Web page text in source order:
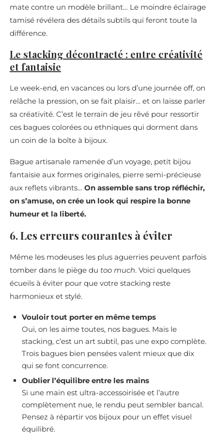
mate contre un modèle brillant… Le moindre éclairage
tamisé révélera des détails subtils qui feront toute la
différence.
Le stacking décontracté : entre créativité
et fantaisie
Le week-end, en vacances ou lors d’une journée off, on
relâche la pression, on se fait plaisir… et on laisse parler
sa créativité. C’est le terrain de jeu rêvé pour ressortir
ces bagues colorées ou ethniques qui dorment dans
un coin de la boîte à bijoux.
Bague artisanale ramenée d’un voyage, petit bijou
fantaisie aux formes originales, pierre semi-précieuse
aux reflets vibrants… On assemble sans trop réfléchir,
on s’amuse, on crée un look qui respire la bonne
humeur et la liberté.
6. Les erreurs courantes à éviter
Même les modeuses les plus aguerries peuvent parfois
tomber dans le piège du too much. Voici quelques
écueils à éviter pour que votre stacking reste
harmonieux et stylé.
Vouloir tout porter en même temps
Oui, on les aime toutes, nos bagues. Mais le
stacking, c’est un art subtil, pas une expo complète.
Trois bagues bien pensées valent mieux que dix
qui se font concurrence.
Oublier l’équilibre entre les mains
Si une main est ultra-accessoirisée et l’autre
complètement nue, le rendu peut sembler bancal.
Pensez à répartir vos bijoux pour un effet visuel
équilibré.